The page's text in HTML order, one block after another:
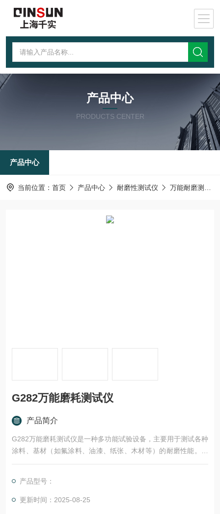
产品中心
PRODUCTS CENTER
产品中心
当前位置： 首页 产品中心 耐磨性测试仪 万能耐磨测试仪
G282万能磨耗测试仪
产品简介
G282万能磨耗测试仪是一种多功能试验设备，主要用于测试各种
涂料、基材（如氟涂料、油漆、纸张、木材等）的耐磨性能。该
仪器采用干磨耗方式，无需加冷却液，不产生较多粉尘，控制系
条件，可以评定材料的耐磨损性能指标。
产品型号：
更新时间：2025-08-25